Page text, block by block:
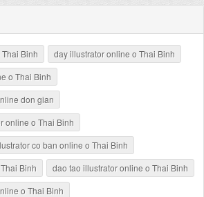
Binh
day illustrator online o Thai Binh
o Thai Binh
don gian
online o Thai Binh
co ban online o Thai Binh
Binh
dao tao illustrator online o Thai Binh
o Thai Binh